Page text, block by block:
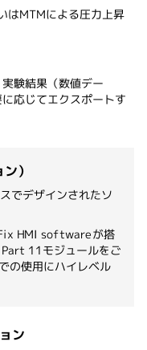
はMTMによる圧力上昇
験結果（数値デー
応じてエクスポートす
）
でデザインされたソ
HMI softwareが搭
11モジュールをご
の使用にハイレベル
ン